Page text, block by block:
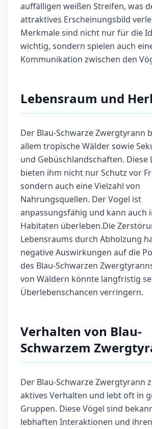
auffälligen weißen Streifen, was
attraktives Erscheinungsbild
Merkmale sind nicht nur für die
wichtig, sondern spielen auch
Kommunikation zwischen den
Lebensraum und
Der Blau-Schwarze Zwergtyrann
allem tropische Wälder sowie
und Gebüschlandschaften. Diese
bieten ihm nicht nur Schutz vor
sondern auch eine Vielzahl von
Nahrungsquellen. Der Vogel ist
anpassungsfähig und kann auch
Habitaten überleben.Die
Lebensraums durch Abholzung
negative Auswirkungen auf die
des Blau-Schwarzen
von Wäldern könnte langfristig
Überlebenschancen verringern.
Verhalten von Blau-
Schwarzem
Der Blau-Schwarze Zwergtyrann
aktives Verhalten und lebt oft in
Gruppen. Diese Vögel sind
lebhaften Interaktionen und